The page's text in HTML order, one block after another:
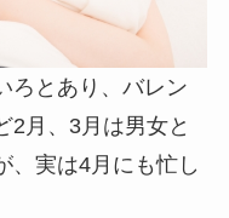
ろとあり、バレン
2月、3月は男女と
、実は4月にも忙し